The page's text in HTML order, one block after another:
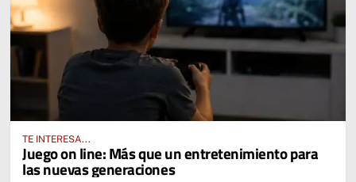
TE INTERESA...
Juego on line: Más que un entretenimiento para
las nuevas generaciones